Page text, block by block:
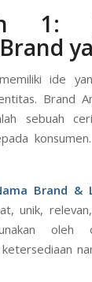
1:
ide
Brand
sebuah
Brand &
unik,
oleh